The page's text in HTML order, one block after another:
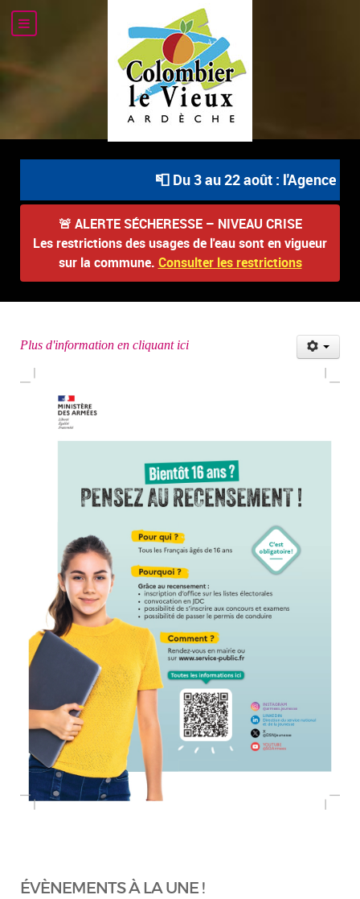
📮 Du 3 au 22 août : l'Agence
🚨 ALERTE SÉCHERESSE – NIVEAU CRISE
Les restrictions des usages de l'eau sont en vigueur
sur la commune. Consulter les restrictions
Plus d'information en cliquant ici
ÉVÈNEMENTS À LA UNE !